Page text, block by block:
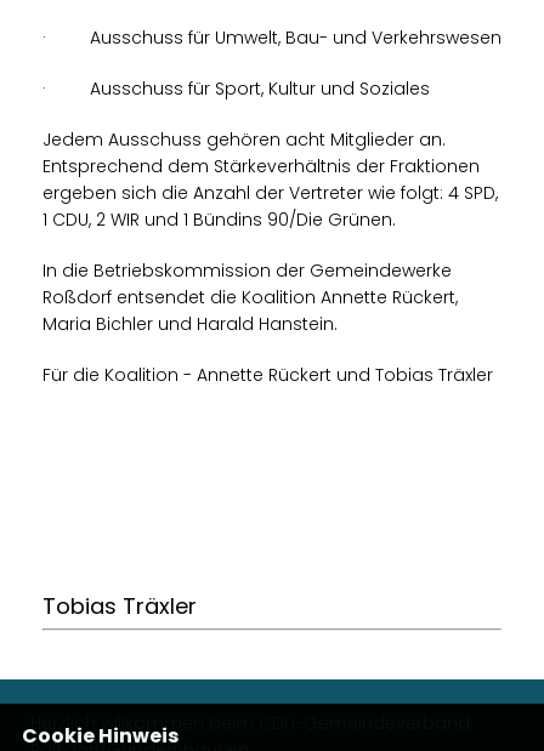
· Ausschuss für Umwelt, Bau- und Verkehrswesen
· Ausschuss für Sport, Kultur und Soziales
Jedem Ausschuss gehören acht Mitglieder an.
Entsprechend dem Stärkeverhältnis der Fraktionen
ergeben sich die Anzahl der Vertreter wie folgt: 4 SPD,
1 CDU, 2 WIR und 1 Bündins 90/Die Grünen.
In die Betriebskommission der Gemeindewerke
Roßdorf entsendet die Koalition Annette Rückert,
Maria Bichler und Harald Hanstein.
Für die Koalition - Annette Rückert und Tobias Träxler
Tobias Träxler
Herzlich willkommen beim CDU-Gemeindeverband
Cookie Hinweis